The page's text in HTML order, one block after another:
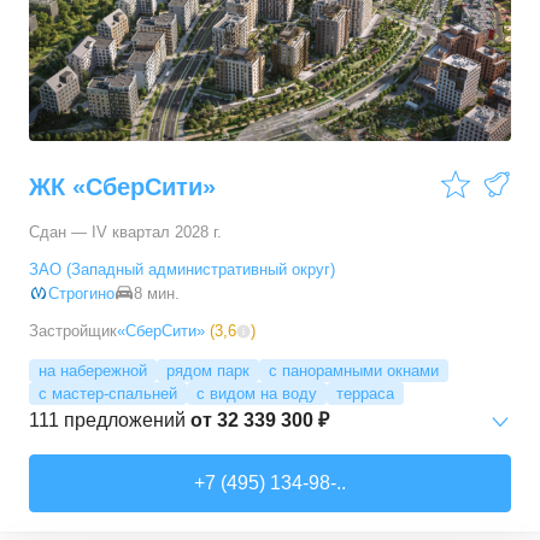
3-комн. кв. от17 498 090 ₽
76,45–81,28м² 11 предложений
4-комн. кв. от24 367 690 ₽
ЖК «СберСити»
Сдан — IV квартал 2028 г.
ЗАО (Западный административный округ)
Строгино
8 мин.
Застройщик«СберСити» (3,6 )
на набережной рядом парк
с панорамными окнами
с мастер-спальней
с видом на воду терраса
111 предложений от 32 339 300 ₽
+7 (495) 134-98-..